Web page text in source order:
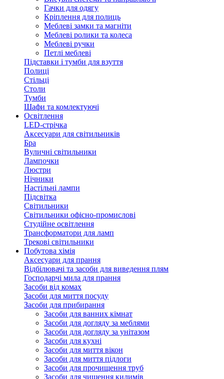
Гачки для одягу
Кріплення для полиць
Меблеві замки та магніти
Меблеві ролики та колеса
Меблеві ручки
Петлі меблеві
Підставки і тумби для взуття
Полиці
Стільці
Столи
Тумби
Шафи та комлектуючі
Освітлення
LED-стрічка
Аксесуари для світильників
Бра
Вуличні світильники
Лампочки
Люстри
Нічники
Настільні лампи
Підсвітка
Світильники
Світильники офісно-промислові
Студійне освітлення
Трансформатори для ламп
Трекові світильники
Побутова хімія
Аксесуари для прання
Відбілювачі та засоби для виведення плям
Господарчі мила для прання
Засоби від комах
Засоби для миття посуду
Засоби для прибирання
Засоби для ванних кімнат
Засоби для догляду за меблями
Засоби для догляду за унітазом
Засоби для кухні
Засоби для миття вікон
Засоби для миття підлоги
Засоби для прочищення труб
Засоби для чищення килимів